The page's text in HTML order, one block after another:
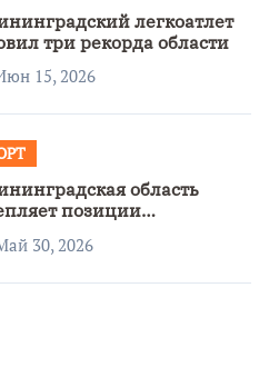
легкоатлет
три рекорда области
15, 2026
область
позиции
региона
30, 2026